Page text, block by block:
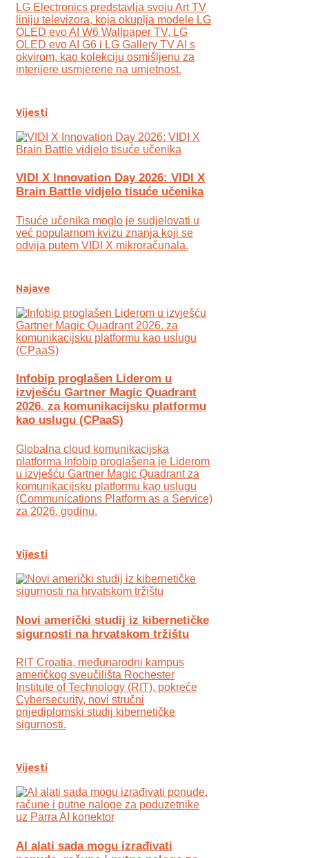
LG Electronics predstavlja svoju Art TV
liniju televizora, koja okuplja modele LG
OLED evo AI W6 Wallpaper TV, LG
OLED evo AI G6 i LG Gallery TV AI s
okvirom, kao kolekciju osmišljenu za
interijere usmjerene na umjetnost.
Vijesti
VIDI X Innovation Day 2026: VIDI X
Brain Battle vidjelo tisuće učenika
Tisuće učenika moglo je sudjelovati u
već popularnom kvizu znanja koji se
odvija putem VIDI X mikroračunala.
Najave
Infobip proglašen Liderom u
izvješću Gartner Magic Quadrant
2026. za komunikacijsku platformu
kao uslugu (CPaaS)
Globalna cloud komunikacijska
platforma Infobip proglašena je Liderom
u izvješću Gartner Magic Quadrant za
komunikacijsku platformu kao uslugu
(Communications Platform as a Service)
za 2026. godinu.
Vijesti
Novi američki studij iz kibernetičke
sigurnosti na hrvatskom tržištu
RIT Croatia, međunarodni kampus
američkog sveučilišta Rochester
Institute of Technology (RIT), pokreće
Cybersecurity, novi stručni
prijediplomski studij kibernetičke
sigurnosti.
Vijesti
AI alati sada mogu izrađivati